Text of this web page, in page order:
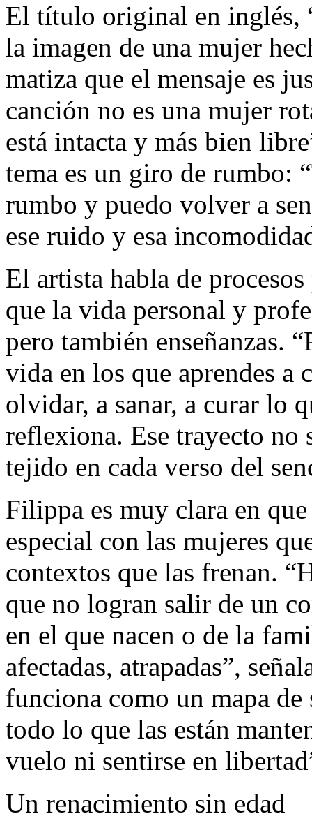
El título original en inglés,
la imagen de una mujer
matiza que el mensaje es
canción no es una mujer
está intacta y más bien
tema es un giro de rumbo:
rumbo y puedo volver a
ese ruido y esa
El artista habla de
que la vida personal y
pero también enseñanzas.
vida en los que aprendes a
olvidar, a sanar, a curar lo
reflexiona. Ese trayecto no
tejido en cada verso del
Filippa es muy clara en
especial con las mujeres
contextos que las frenan.
que no logran salir de un
en el que nacen o de la
afectadas, atrapadas”,
funciona como un mapa de
todo lo que las están
vuelo ni sentirse en
Un renacimiento sin edad